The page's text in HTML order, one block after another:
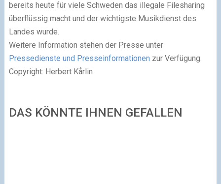
bereits heute für viele Schweden das illegale Filesharing
überflüssig macht und der wichtigste Musikdienst des
Landes wurde.
Weitere Information stehen der Presse unter
Pressedienste und Presseinformationen zur Verfügung.
Copyright: Herbert Kårlin
DAS KÖNNTE IHNEN GEFALLEN